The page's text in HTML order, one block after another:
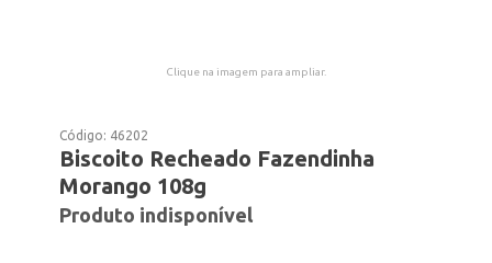
Clique na imagem para ampliar.
Código: 46202
Biscoito Recheado Fazendinha
Morango 108g
Produto indisponível